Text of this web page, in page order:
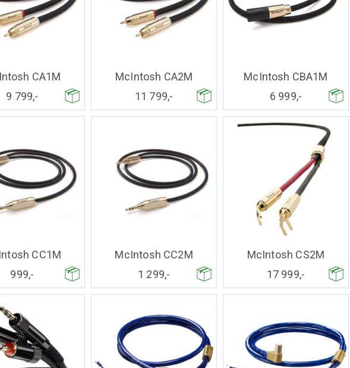
CA1M
9 799,-
McIntosh CA2M
11 799,-
McIntosh CBA1M
6 999,-
CC1M
999,-
McIntosh CC2M
1 299,-
McIntosh CS2M
17 999,-